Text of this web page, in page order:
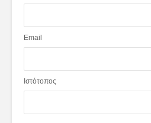
Email
Ιστότοπος